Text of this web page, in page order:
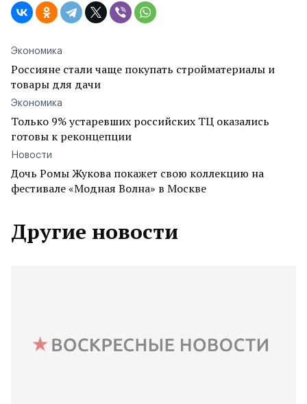
Экономика
Россияне стали чаще покупать стройматериалы и
товары для дачи
Экономика
Только 9% устаревших российских ТЦ оказались
готовы к реконцепции
Новости
Дочь Ромы Жукова покажет свою коллекцию на
фестивале «Модная Волна» в Москве
Другие новости